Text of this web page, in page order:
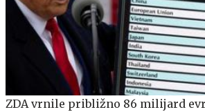
ZDA vrnile približno 86 milijard